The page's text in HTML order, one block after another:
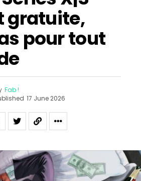
gratuite,
pour tout
Fab !
17 June 2026